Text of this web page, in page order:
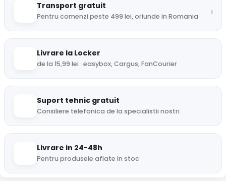
Transport gratuit
Pentru comenzi peste 499 lei, oriunde in Romania ›
Livrare la Locker
de la 15,99 lei · easybox, Cargus, FanCourier
Suport tehnic gratuit
Consiliere telefonica de la specialistii nostri
Livrare in 24-48h
Pentru produsele aflate in stoc